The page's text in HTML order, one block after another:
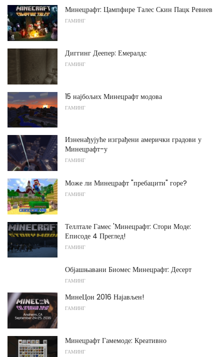
Минецрафт: Цампфире Талес Скин Пацк Ревиев
ГАМИНГ
Диггинг Деепер: Емералдс
ГАМИНГ
15 најбољих Минецрафт модова
ГАМИНГ
Изненађујуће изграђени амерички градови у
Минецрафт-у
ГАМИНГ
Може ли Минецрафт "пребацити" горе?
ГАМИНГ
Теллтале Гамес 'Минецрафт: Стори Моде:
Еписоде 4 Преглед!
ГАМИНГ
Објашњавани Биомес Минецрафт: Десерт
ГАМИНГ
МинеЦон 2016 Најављен!
ГАМИНГ
Минецрафт Гамемоде: Креативно
ГАМИНГ